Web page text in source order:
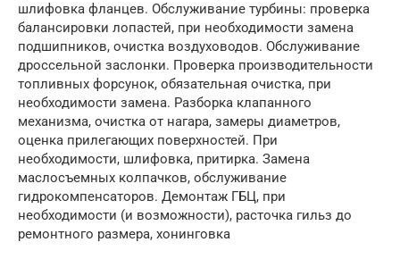
шлифовка фланцев. Обслуживание турбины: проверка
балансировки лопастей, при необходимости замена
подшипников, очистка воздуховодов. Обслуживание
дроссельной заслонки. Проверка производительности
топливных форсунок, обязательная очистка, при
необходимости замена. Разборка клапанного
механизма, очистка от нагара, замеры диаметров,
оценка прилегающих поверхностей. При
необходимости, шлифовка, притирка. Замена
маслосъемных колпачков, обслуживание
гидрокомпенсаторов. Демонтаж ГБЦ, при
необходимости (и возможности), расточка гильз до
ремонтного размера, хонинговка